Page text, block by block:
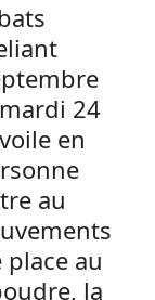
24
en
au
au
la